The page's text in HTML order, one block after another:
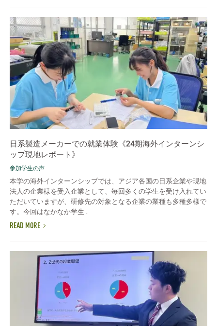
日系製造メーカーでの就業体験《24期海外インターンシ
ップ現地レポート》
参加学生の声
本学の海外インターンシップでは、アジア各国の日系企業や現地
法人の企業様を受入企業として、毎回多くの学生を受け入れてい
ただいていますが、研修先の対象となる企業の業種も多種多様で
す。今回はなかなか学生...
READ MORE